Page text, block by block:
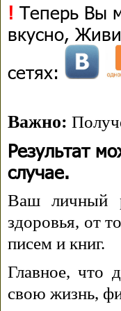
! Теперь Вы
вкусно,
сетях:
Важно:
Результат
случае.
Ваш личный
здоровья, от
писем и книг.
Главное, что
свою жизнь,